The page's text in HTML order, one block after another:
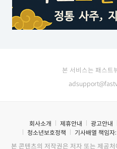
본 서비스는 패스트
회사소개 제휴안내 광고안내
청소년보호정책
기사배열 책임자:
본 콘텐츠의 저작권은 저자 또는 제공